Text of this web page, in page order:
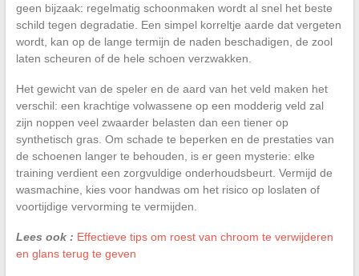
geen bijzaak: regelmatig schoonmaken wordt al snel het beste
schild tegen degradatie. Een simpel korreltje aarde dat vergeten
wordt, kan op de lange termijn de naden beschadigen, de zool
laten scheuren of de hele schoen verzwakken.
Het gewicht van de speler en de aard van het veld maken het
verschil: een krachtige volwassene op een modderig veld zal
zijn noppen veel zwaarder belasten dan een tiener op
synthetisch gras. Om schade te beperken en de prestaties van
de schoenen langer te behouden, is er geen mysterie: elke
training verdient een zorgvuldige onderhoudsbeurt. Vermijd de
wasmachine, kies voor handwas om het risico op loslaten of
voortijdige vervorming te vermijden.
Lees ook : Effectieve tips om roest van chroom te verwijderen
en glans terug te geven